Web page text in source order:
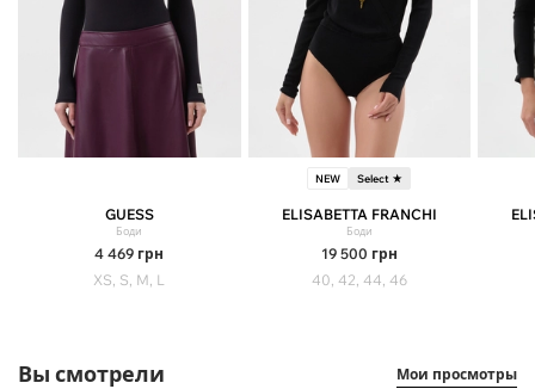
GUESS
Боди
4 469 грн
XS, S, M, L
NEW Select ★
ELISABETTA FRANCHI
Боди
19 500 грн
40, 42, 44, 46
Вы смотрели Мои просмотры